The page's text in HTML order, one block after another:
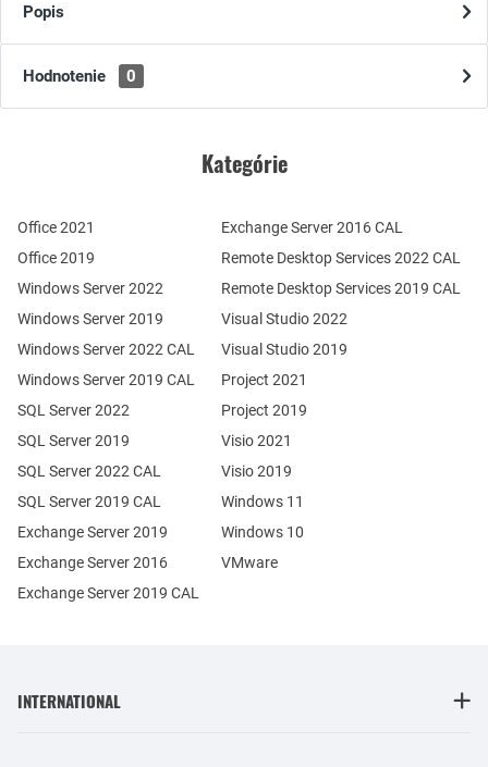
Popis
Hodnotenie 0
Kategórie
Office 2021
Office 2019
Windows Server 2022
Windows Server 2019
Exchange Server 2019
Exchange Server 2016
SQL Server 2022
SQL Server 2019
Windows Server 2022 CAL
Windows Server 2019 CAL
SQL Server 2022 CAL
SQL Server 2019 CAL
Remote Desktop Services 2022 CAL
Remote Desktop Services 2019 CAL
Exchange Server 2019 CAL
Exchange Server 2016 CAL
Visual Studio 2022
Visual Studio 2019
Project 2021
Project 2019
Visio 2021
Visio 2019
Windows 11
Windows 10
VMware
INTERNATIONAL